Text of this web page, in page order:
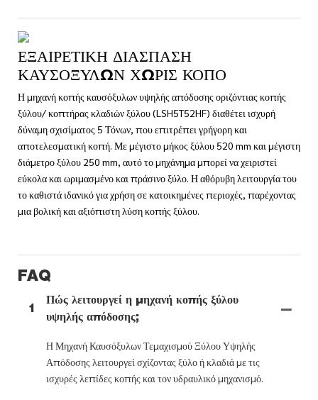
ΕΞΑΙΡΕΤΙΚΉ ΔΙΆΣΠΑΣΗ
ΚΑΥΣΌΞΥΛΩΝ ΧΩΡΊΣ ΚΌΠΟ
Η μηχανή κοπής καυσόξυλων υψηλής απόδοσης οριζόντιας κοπής
ξύλου/ κοπτήρας κλαδιών ξύλου (LSH5T52HF) διαθέτει ισχυρή
δύναμη σχισίματος 5 Τόνων, που επιτρέπει γρήγορη και
αποτελεσματική κοπή. Με μέγιστο μήκος ξύλου 520 mm και μέγιστη
διάμετρο ξύλου 250 mm, αυτό το μηχάνημα μπορεί να χειριστεί
εύκολα και ωριμασμένο και πράσινο ξύλο. Η αθόρυβη λειτουργία του
το καθιστά ιδανικό για χρήση σε κατοικημένες περιοχές, παρέχοντας
μια βολική και αξιόπιστη λύση κοπής ξύλου.
FAQ
1
Πώς λειτουργεί η μηχανή κοπής ξύλου
υψηλής απόδοσης;
Η Μηχανή Καυσόξυλων Τεμαχισμού Ξύλου Υψηλής
Απόδοσης λειτουργεί σχίζοντας ξύλο ή κλαδιά με τις
ισχυρές λεπίδες κοπής και τον υδραυλικό μηχανισμό.